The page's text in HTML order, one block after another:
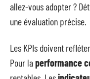
allez-vous adopter ?
une évaluation précise.
Les KPIs doivent
Pour laperformance